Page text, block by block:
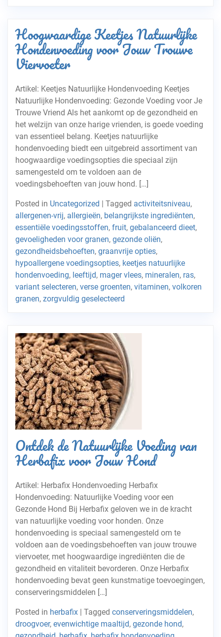
Hoogwaardige Keetjes Natuurlijke
Hondenvoeding voor Jouw Trouwe
Viervoeter
Artikel: Keetjes Natuurlijke Hondenvoeding Keetjes
Natuurlijke Hondenvoeding: Gezonde Voeding voor Je
Trouwe Vriend Als het aankomt op de gezondheid en
het welzijn van onze harige vrienden, is goede voeding
van essentieel belang. Keetjes natuurlijke
hondenvoeding biedt een uitgebreid assortiment van
hoogwaardige voedingsopties die speciaal zijn
samengesteld om te voldoen aan de
voedingsbehoeften van jouw hond. […]
Posted in Uncategorized | Tagged activiteitsniveau,
allergenen-vrij, allergieën, belangrijkste ingrediënten,
essentiële voedingsstoffen, fruit, gebalanceerd dieet,
gevoeligheden voor granen, gezonde oliën,
gezondheidsbehoeften, graanvrije opties,
hypoallergene voedingsopties, keetjes natuurlijke
hondenvoeding, leeftijd, mager vlees, mineralen, ras,
variant selecteren, verse groenten, vitaminen, volkoren
granen, zorgvuldig geselecteerd
Ontdek de Natuurlijke Voeding van
Herbafix voor Jouw Hond
Artikel: Herbafix Hondenvoeding Herbafix
Hondenvoeding: Natuurlijke Voeding voor een
Gezonde Hond Bij Herbafix geloven we in de kracht
van natuurlijke voeding voor honden. Onze
hondenvoeding is speciaal samengesteld om te
voldoen aan de voedingsbehoeften van jouw trouwe
viervoeter, met hoogwaardige ingrediënten die de
gezondheid en vitaliteit bevorderen. Onze Herbafix
hondenvoeding bevat geen kunstmatige toevoegingen,
conserveringsmiddelen […]
Posted in herbafix | Tagged conserveringsmiddelen,
droogvoer, evenwichtige maaltijd, gezonde hond,